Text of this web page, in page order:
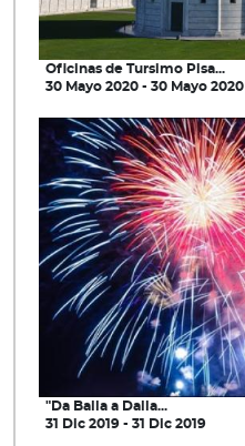
Oficinas de Tursimo Pisa...
30 Mayo 2020 - 30 Mayo 2020
"Da Balla a Dalla...
31 Dic 2019 - 31 Dic 2019